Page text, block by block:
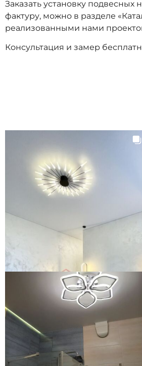
Заказать установку
фактуру, можно в разделе
реализованными нами
Консультация и замер